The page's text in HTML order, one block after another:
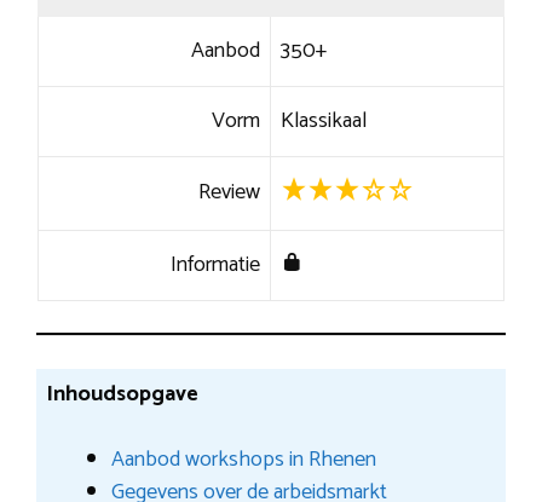
Aanbod 350+
Vorm Klassikaal
Review
Informatie
Inhoudsopgave
Aanbod workshops in Rhenen
Gegevens over de arbeidsmarkt